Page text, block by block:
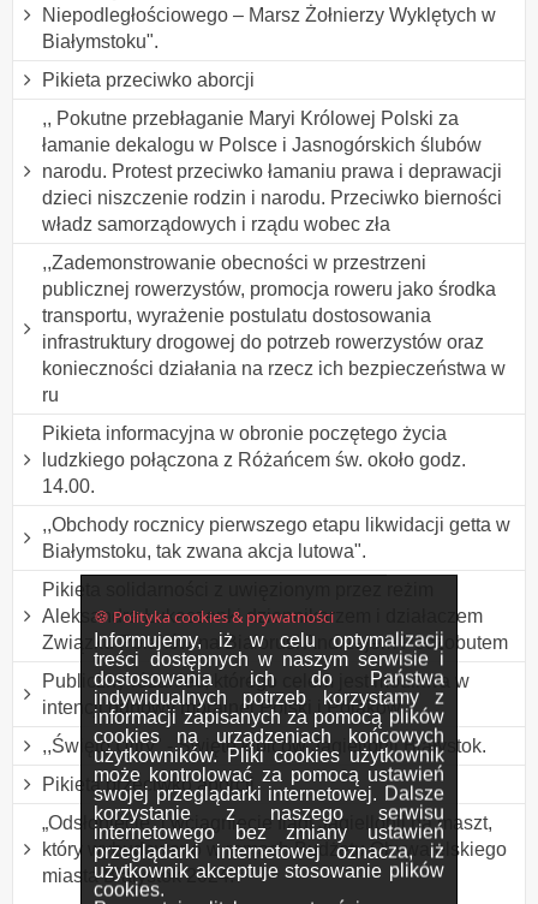
🍪 Polityka cookies & prywatności
Informujemy, iż w celu optymalizacji
treści dostępnych w naszym serwisie i
dostosowania ich do Państwa
indywidualnych potrzeb korzystamy z
informacji zapisanych za pomocą plików
cookies na urządzeniach końcowych
użytkowników. Pliki cookies użytkownik
może kontrolować za pomocą ustawień
swojej przeglądarki internetowej. Dalsze
korzystanie z naszego serwisu
internetowego bez zmiany ustawień
przeglądarki internetowej oznacza, iż
użytkownik akceptuje stosowanie plików
cookies.
Niepodległościowego – Marsz Żołnierzy Wyklętych w
Białymstoku".
Pikieta przeciwko aborcji
,, Pokutne przebłaganie Maryi Królowej Polski za
łamanie dekalogu w Polsce i Jasnogórskich ślubów
narodu. Protest przeciwko łamaniu prawa i deprawacji
dzieci niszczenie rodzin i narodu. Przeciwko bierności
władz samorządowych i rządu wobec zła
,,Zademonstrowanie obecności w przestrzeni
publicznej rowerzystów, promocja roweru jako środka
transportu, wyrażenie postulatu dostosowania
infrastruktury drogowej do potrzeb rowerzystów oraz
konieczności działania na rzecz ich bezpieczeństwa w
ru
Pikieta informacyjna w obronie poczętego życia
ludzkiego połączona z Różańcem św. około godz.
14.00.
,,Obchody rocznicy pierwszego etapu likwidacji getta w
Białymstoku, tak zwana akcja lutowa".
Pikieta solidarności z uwięzionym przez reżim
Aleksandra Łukaszenki dziennikarzem i działaczem
Związku Polaków na Białorusi Andrzejem Poczobutem
Publiczny różaniec, którego celem jest modlitwa w
intencji odnowy moralnej Polski i Polaków.
,,Święto Ultry" - Święto kibiców Jagiellonii Białystok.
Pikieta przeciwko aborcji
„Odsłonięcie” i wciągnięcie flagi Jagiellonii na maszt,
który wybudowano w ramach Budżetu Obywatelskiego
miasta Białystok 2024.